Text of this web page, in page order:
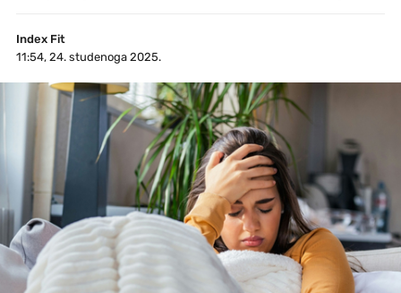
Index Fit
11:54, 24. studenoga 2025.